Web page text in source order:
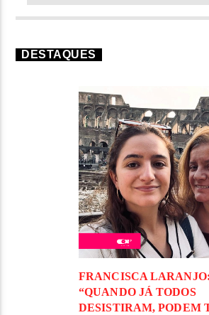
DESTAQUES
FRANCISCA LARANJO:
“QUANDO JÁ TODOS
DESISTIRAM, PODEM